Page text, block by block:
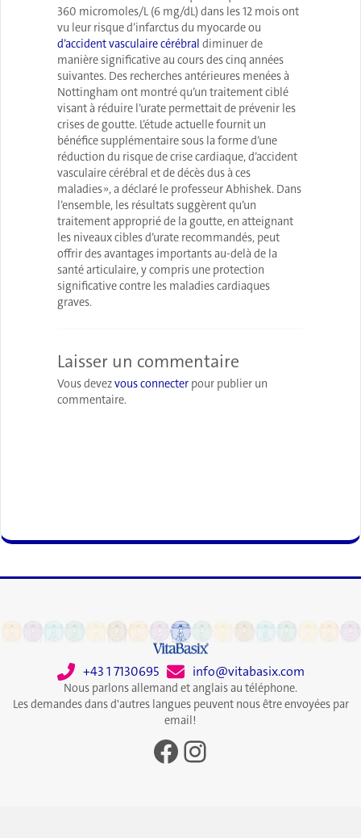
360 micromoles/L (6 mg/dL) dans les 12 mois ont
vu leur risque d’infarctus du myocarde ou
d’accident vasculaire cérébral diminuer de
manière significative au cours des cinq années
suivantes. Des recherches antérieures menées à
Nottingham ont montré qu’un traitement ciblé
visant à réduire l’urate permettait de prévenir les
crises de goutte. L’étude actuelle fournit un
bénéfice supplémentaire sous la forme d’une
réduction du risque de crise cardiaque, d’accident
vasculaire cérébral et de décès dus à ces
maladies », a déclaré le professeur Abhishek. Dans
l’ensemble, les résultats suggèrent qu’un
traitement approprié de la goutte, en atteignant
les niveaux cibles d’urate recommandés, peut
offrir des avantages importants au-delà de la
santé articulaire, y compris une protection
significative contre les maladies cardiaques
graves.
Laisser un commentaire
Vous devezvous connecter pour publier un
commentaire.
+43 1 7130695 info@vitabasix.com
Nous parlons allemand et anglais au téléphone.
Les demandes dans d'autres langues peuvent nous être envoyées par
email!
Facebook
Instagram